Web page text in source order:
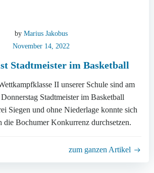
by Marius Jakobus
November 14, 2022
Stadtmeister im Basketball
II unserer Schule sind am
Stadtmeister im Basketball
Siegen und ohne Niederlage konnte sich
die Bochumer Konkurrenz durchsetzen.
zum ganzen Artikel